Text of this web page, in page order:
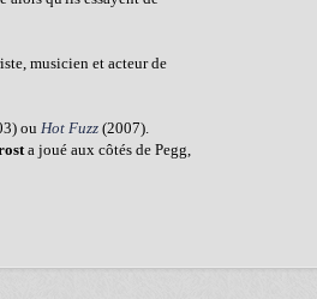
musicien et acteur de
ou Hot Fuzz (2007).
a joué aux côtés de Pegg,